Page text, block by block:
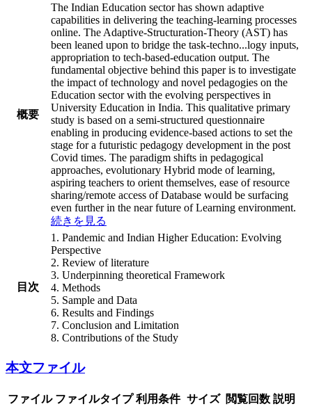
概要
The Indian Education sector has shown adaptive
capabilities in delivering the teaching-learning processes
online. The Adaptive-Structuration-Theory (AST) has
been leaned upon to bridge the task-techno...logy inputs,
appropriation to tech-based-education output. The
fundamental objective behind this paper is to investigate
the impact of technology and novel pedagogies on the
Education sector with the evolving perspectives in
University Education in India. This qualitative primary
study is based on a semi-structured questionnaire
enabling in producing evidence-based actions to set the
stage for a futuristic pedagogy development in the post
Covid times. The paradigm shifts in pedagogical
approaches, evolutionary Hybrid mode of learning,
aspiring teachers to orient themselves, ease of resource
sharing/remote access of Database would be surfacing
even further in the near future of Learning environment.
続きを見る
目次
1. Pandemic and Indian Higher Education: Evolving
Perspective
2. Review of literature
3. Underpinning theoretical Framework
4. Methods
5. Sample and Data
6. Results and Findings
7. Conclusion and Limitation
8. Contributions of the Study
本文ファイル
ファイル ファイルタイプ 利用条件 サイズ 閲覧回数 説明